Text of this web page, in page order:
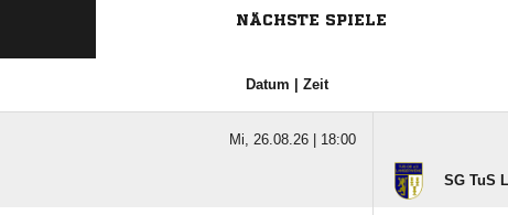
NÄCHSTE SPIELE
Datum | Zeit
Mi, 26.08.26 | 18:00
SG TuS